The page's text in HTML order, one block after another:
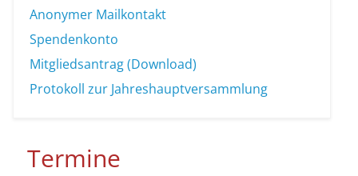
Anonymer Mailkontakt
Spendenkonto
Mitgliedsantrag (Download)
Protokoll zur Jahreshauptversammlung
Termine